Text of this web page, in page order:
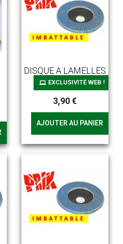
DISQUE A LAMELLES
3,90 €
AJOUTER AU PANIER
EXCLUSIVITÉ WEB !